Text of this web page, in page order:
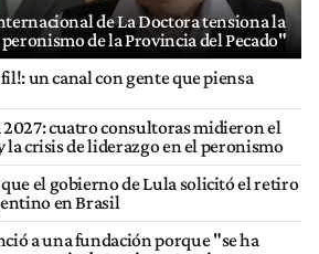
de La Doctora tensiona la
de la Provincia del Pecado"
un canal con gente que piensa
cuatro consultoras midieron el
la crisis de liderazgo en el peronismo
el gobierno de Lula solicitó el retiro
en Brasil
a una fundación porque "se ha